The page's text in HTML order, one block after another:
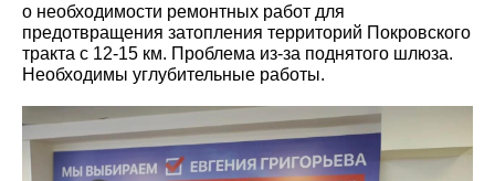
о необходимости ремонтных работ для
предотвращения затопления территорий Покровского
тракта с 12-15 км. Проблема из-за поднятого шлюза.
Необходимы углубительные работы.